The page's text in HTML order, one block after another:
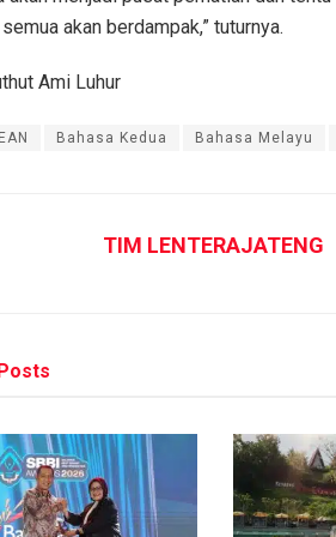
akan berdampak,” tuturnya.
Ami Luhur
Bahasa Kedua Bahasa Melayu
TIM LENTERAJATENG
Posts